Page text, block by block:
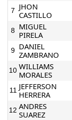
7
JHON
CASTILLO
8 MIGUEL
PIRELA
9 DANIEL
ZAMBRANO
10 WILLIAMS
MORALES
11 JEFFERSON
HERRERA
12 ANDRES
SUAREZ